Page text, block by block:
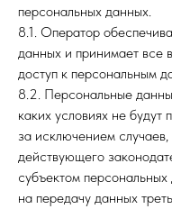
персональных данных.
8.1. Оператор
данных и принимает
доступ к персональным
8.2. Персональные
каких условиях не будут
за исключением
действующего
субъектом
на передачу данных